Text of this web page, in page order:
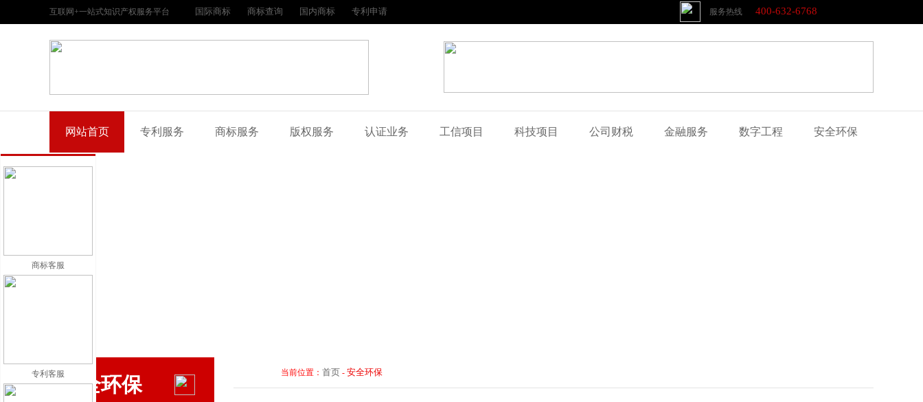
互联网+一站式知识产权服务平台 国际商标 商标查询 国内商标 专利申请 服务热线 400-632-6768
网站首页 专利服务 商标服务 版权服务 认证业务 工信项目 科技项目 公司财税 金融服务 数字工程 安全环保
安全环保
当前位置： 首页 - 安全环保
商标客服
专利客服